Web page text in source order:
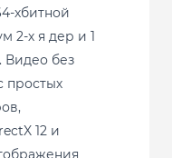
хбитной
2-х я дер и 1
Видео без
простых
12 и